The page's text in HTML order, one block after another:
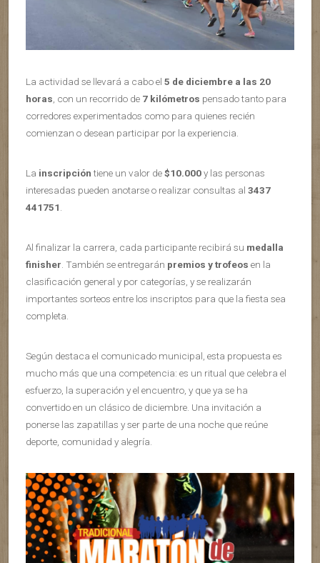
La actividad se llevará a cabo el 5 de diciembre a las 20
horas, con un recorrido de 7 kilómetros pensado tanto para
corredores experimentados como para quienes recién
comienzan o desean participar por la experiencia.
La inscripcióntiene un valor de$10.000y las personas
interesadas pueden anotarse o realizar consultas al 3437
441751.
Al finalizar la carrera, cada participante recibirá su medalla
finisher. También se entregarán premios y trofeos en la
clasificación general y por categorías, y se realizarán
importantes sorteos entre los inscriptos para que la fiesta sea
completa.
Según destaca el comunicado municipal, esta propuesta es
mucho más que una competencia: es un ritual que celebra el
esfuerzo, la superación y el encuentro, y que ya se ha
convertido en un clásico de diciembre. Una invitación a
ponerse las zapatillas y ser parte de una noche que reúne
deporte, comunidad y alegría.